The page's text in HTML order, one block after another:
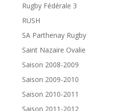
Rugby Fédérale 3
RUSH
SA Parthenay Rugby
Saint Nazaire Ovalie
Saison 2008-2009
Saison 2009-2010
Saison 2010-2011
Saison 2011-2012